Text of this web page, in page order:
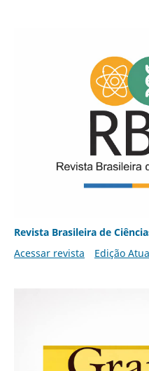
Revista Brasileira de
Acessar revista
Edição